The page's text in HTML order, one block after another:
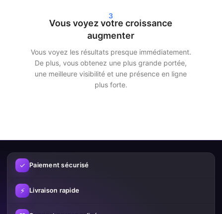
une croissance réelle, un service transparent et
Plus de portée et de crédibilité sur les
réseaux sociaux
En utilisant intelligemment nos services, vous pouvez :
Renforcer la confiance
3
Vous voyez votre croissance
augmenter
Vous voyez les résultats presque immédiatement.
De plus, vous obtenez une plus grande portée,
une meilleure visibilité et une présence en ligne
plus forte.
✓ Paiement sécurisé
⚡ Livraison rapide